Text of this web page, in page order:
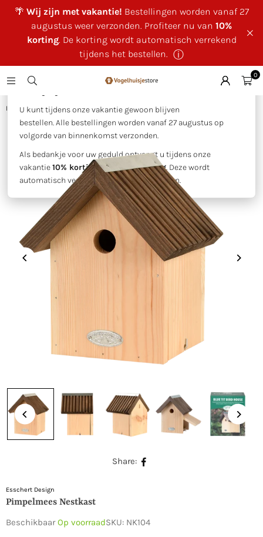
🌴 Wij zijn met vakantie! Bestellingen worden vanaf 27
augustus weer verzonden. Profiteer nu van 10%
korting. De korting wordt automatisch verrekend
tijdens het bestellen. ⓘ
×
U kunt tijdens onze vakantie gewoon blijven
bestellen. Alle bestellingen worden vanaf 27 augustus op
volgorde van binnenkomst verzonden.
Als bedankje voor uw geduld ontvangt u tijdens onze
vakantie10% korting op uw bestelling. Deze wordt
automatisch verrekend tijdens het bestellen.
0
Huis Pimpelmees nestkast
Share:
Esschert Design
Pimpelmees Nestkast
BeschikbaarOp voorraadSKU: NK104